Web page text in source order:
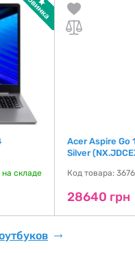
на складе
Acer Aspire Go
Silver
Код товара:
28640 грн